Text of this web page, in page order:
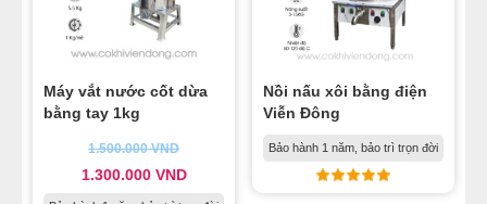
Máy vắt nước cốt dừa
bằng tay 1kg
1.500.000VND
1.300.000 VND
Nồi nấu xôi bằng điện
Viễn Đông
Bảo hành 1 năm, bảo trì trọn đời